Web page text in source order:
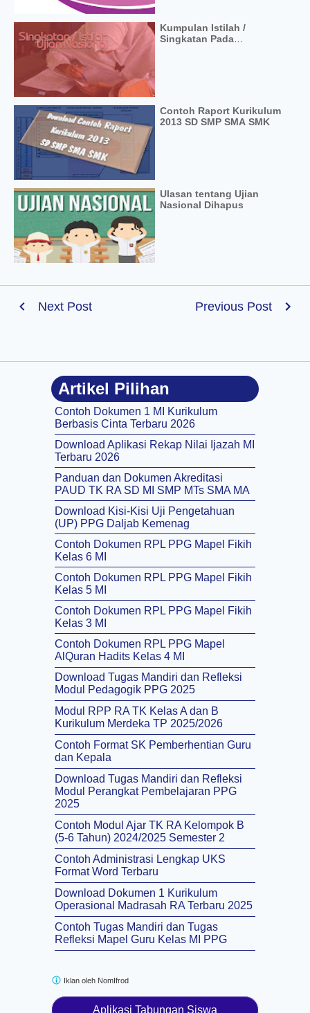
Kumpulan Istilah /
Singkatan Pada
Contoh Raport Kurikulum
2013 SD SMP SMA SMK
Ulasan tentang Ujian
Nasional Dihapus
Next Post Previous Post
Artikel Pilihan
Contoh Dokumen 1 MI Kurikulum
Berbasis Cinta Terbaru 2026
Download Aplikasi Rekap Nilai Ijazah MI
Terbaru 2026
Panduan dan Dokumen Akreditasi
PAUD TK RA SD MI SMP MTs SMA MA
Download Kisi-Kisi Uji Pengetahuan
(UP) PPG Daljab Kemenag
Contoh Dokumen RPL PPG Mapel Fikih
Kelas 6 MI
Contoh Dokumen RPL PPG Mapel Fikih
Kelas 5 MI
Contoh Dokumen RPL PPG Mapel Fikih
Kelas 3 MI
Contoh Dokumen RPL PPG Mapel
AlQuran Hadits Kelas 4 MI
Download Tugas Mandiri dan Refleksi
Modul Pedagogik PPG 2025
Modul RPP RA TK Kelas A dan B
Kurikulum Merdeka TP 2025/2026
Contoh Format SK Pemberhentian Guru
dan Kepala
Download Tugas Mandiri dan Refleksi
Modul Perangkat Pembelajaran PPG
2025
Contoh Modul Ajar TK RA Kelompok B
(5-6 Tahun) 2024/2025 Semester 2
Contoh Administrasi Lengkap UKS
Format Word Terbaru
Download Dokumen 1 Kurikulum
Operasional Madrasah RA Terbaru 2025
Contoh Tugas Mandiri dan Tugas
Refleksi Mapel Guru Kelas MI PPG
Aplikasi Tabungan Siswa
Iklan oleh NomIfrod